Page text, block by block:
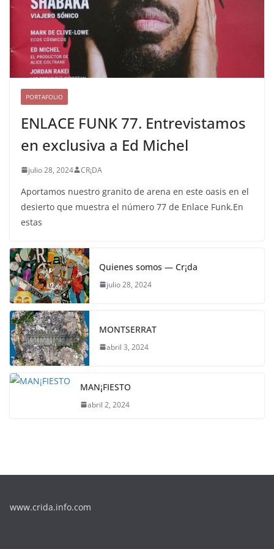
PORTAFOLIO
ENLACE FUNK 77. Entrevistamos
en exclusiva a Ed Michel
julio 28, 2024 CR¡DA
Aportamos nuestro granito de arena en este oasis en el
desierto que muestra el número 77 de Enlace Funk.En
estas
Quienes somos — Cr¡da
julio 28, 2024
MONTSERRAT
abril 3, 2024
MAN¡FIESTO
abril 2, 2024
www.crida.info.com